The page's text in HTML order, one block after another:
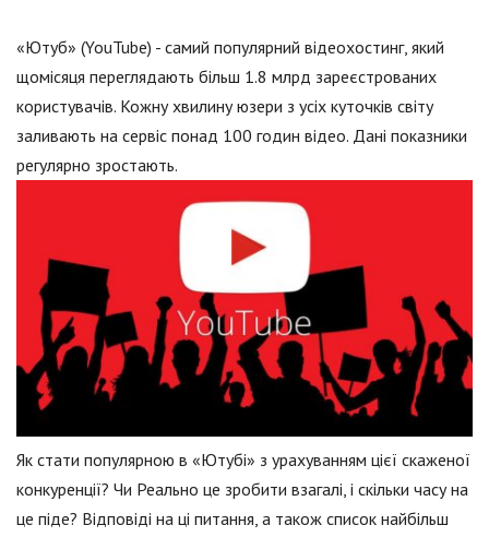
«Ютуб» (YouTube) - самий популярний відеохостинг, який
щомісяця переглядають більш 1.8 млрд зареєстрованих
користувачів. Кожну хвилину юзери з усіх куточків світу
заливають на сервіс понад 100 годин відео. Дані показники
регулярно зростають.
Як стати популярною в «Ютубі» з урахуванням цієї скаженої
конкуренції? Чи Реально це зробити взагалі, і скільки часу на
це піде? Відповіді на ці питання, а також список найбільш